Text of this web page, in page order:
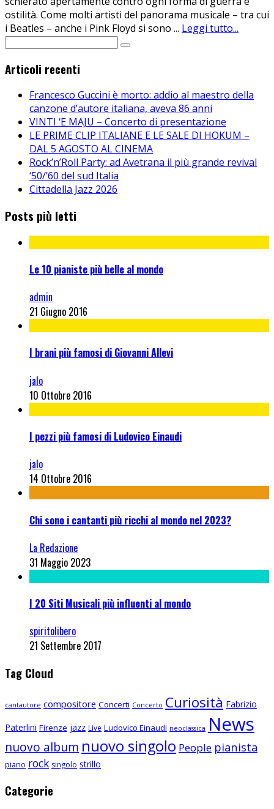
ostilità. Come molti artisti del panorama musicale – tra cui
i Beatles – anche i Pink Floyd si sono ... Leggi tutto...
Articoli recenti
Francesco Guccini è morto: addio al maestro della
canzone d’autore italiana, aveva 86 anni
VINTI ‘E MAJU – Concerto di presentazione
LE PRIME CLIP ITALIANE E LE SALE DI HOKUM –
DAL 5 AGOSTO AL CINEMA
Rock’n’Roll Party: ad Avetrana il più grande revival
‘50/’60 del sud Italia
Cittadella Jazz 2026
Posts più letti
Le 10 pianiste più belle al mondo
admin
21 Giugno 2016
I brani più famosi di Giovanni Allevi
jalo
10 Ottobre 2016
I pezzi più famosi di Ludovico Einaudi
jalo
14 Ottobre 2016
Chi sono i cantanti più ricchi al mondo nel 2023?
La Redazione
31 Maggio 2023
I 20 Siti Musicali più influenti al mondo
spiritolibero
21 Settembre 2017
Tag Cloud
cantautore compositore Concerti Concerto Curiosità Fabrizio
Paterlini Firenze jazz Live Ludovico Einaudi neoclassica News
nuovo album nuovo singolo People pianista
piano rock singolo strillo
Categorie